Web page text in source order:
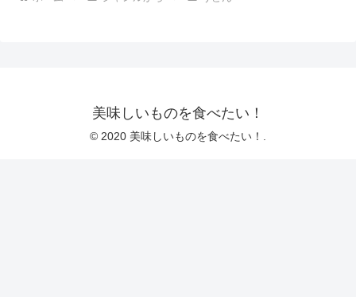
美味しいものを食べたい！
© 2020 美味しいものを食べたい！.